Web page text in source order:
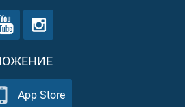
App Store